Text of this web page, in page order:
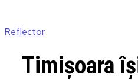
Reflector
Timișoara